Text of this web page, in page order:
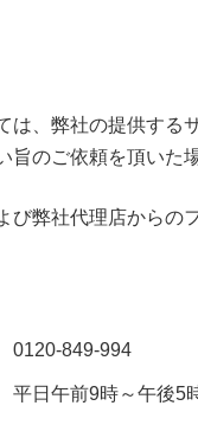
は、弊社の提供する
旨のご依頼を頂いた
び弊社代理店からの
0120-849-994
平日午前9時～午後5